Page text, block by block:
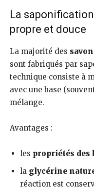
La
propre et douce
La majorité des
sont fabriqués par
technique consiste à
avec une base
mélange.
Avantages :
les propriétés des
la glycérine
réaction est